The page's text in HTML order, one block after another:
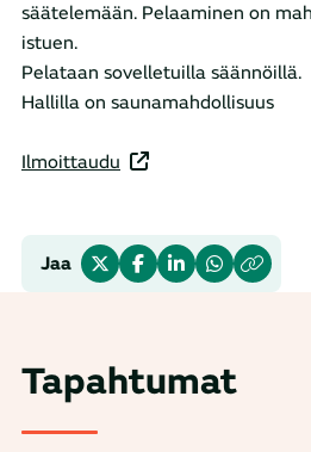
säätelemään. Pelaaminen on
istuen.
Pelataan sovelletuilla säännöillä.
Hallilla on saunamahdollisuus
Ilmoittaudu
Jaa
Tapahtumat